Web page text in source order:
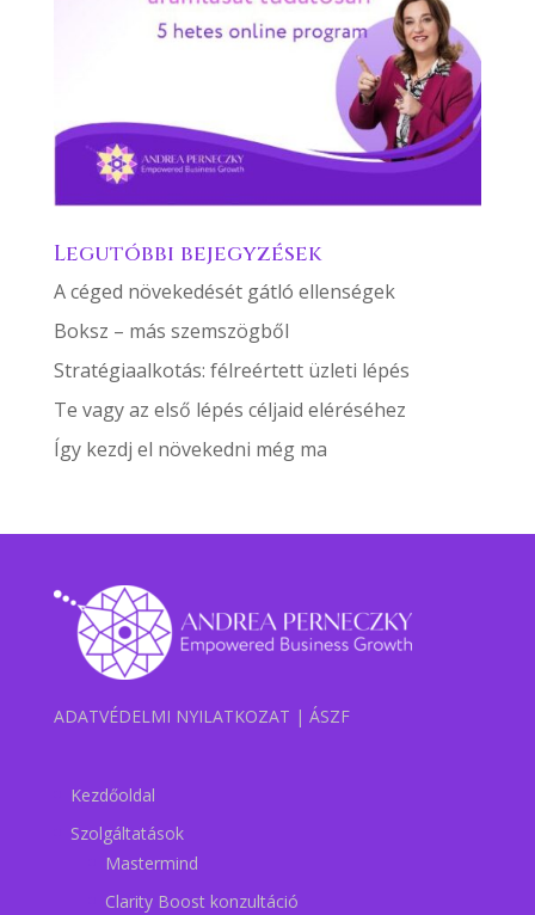
Legutóbbi bejegyzések
A céged növekedését gátló ellenségek
Boksz – más szemszögből
Stratégiaalkotás: félreértett üzleti lépés
Te vagy az első lépés céljaid eléréséhez
Így kezdj el növekedni még ma
ADATVÉDELMI NYILATKOZAT | ÁSZF
Kezdőoldal
Szolgáltatások
Mastermind
Clarity Boost konzultáció